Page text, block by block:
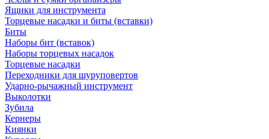
Ящики для инструмента
Торцевые насадки и биты (вставки)
Биты
Наборы бит (вставок)
Наборы торцевых насадок
Торцевые насадки
Переходники для шуруповертов
Ударно-рычажный инструмент
Выколотки
Зубила
Кернеры
Киянки